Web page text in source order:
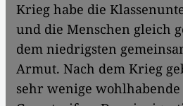
Krieg habe die
und die Menschen gleich
dem niedrigsten
Armut. Nach dem Krieg
sehr wenige